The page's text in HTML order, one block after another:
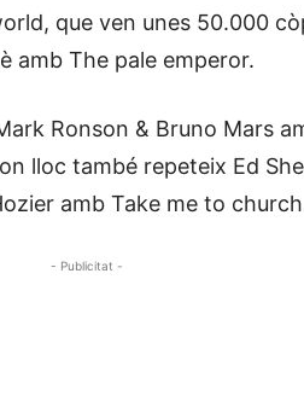
que ven unes 50.000
amb The pale emperor.
Ronson & Bruno Mars
lloc també repeteix Ed
amb Take me to
- Publicitat -